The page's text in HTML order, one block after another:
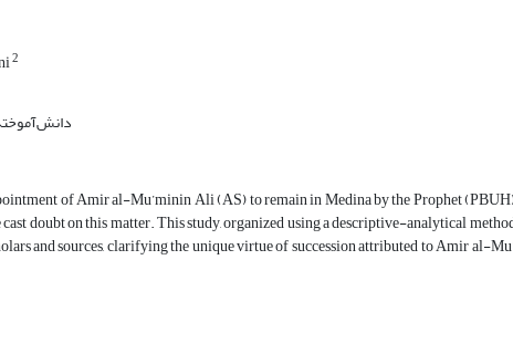
2
of Amir al-Mu’minin Ali (AS) to remain in Medina by the Prophet
doubt on this matter. This study, organized using a descriptive-analytical
and sources, clarifying the unique virtue of succession attributed to Amir al-